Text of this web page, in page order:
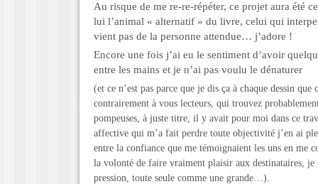
Au risque de me re-re-répéter, ce projet aura été
lui l’animal « alternatif » du livre, celui qui
vient pas de la personne attendue… j’adore !
Encore une fois j’ai eu le sentiment d’avoir
entre les mains et je n’ai pas voulu le dénaturer
(et ce n’est pas parce que je dis ça à chaque dessin que
contrairement à vous lecteurs, qui trouvez
pompeuses, à juste titre, il y avait pour moi dans ce
affective qui m’a fait perdre toute objectivité j’en ai
entre la confiance que me témoignaient les uns en me
la volonté de faire vraiment plaisir aux destinataires, je
pression, toute seule comme une grande…).